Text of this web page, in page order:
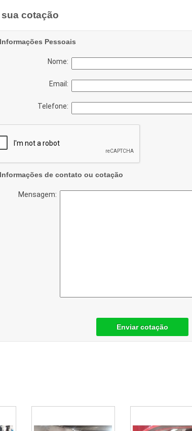
sua cotação
Informações Pessoais
Nome:
Email:
Telefone:
Informações de contato ou cotação
Mensagem:
Enviar cotação